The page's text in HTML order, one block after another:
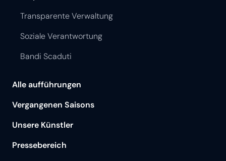
Technisches und administratives Personal
Kontaktieren Sie uns
Satzung
Transparenz
Transparente Verwaltung
Soziale Verantwortung
Bandi Scaduti